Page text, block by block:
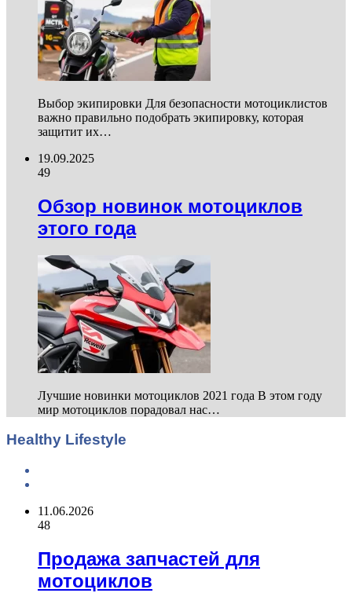
Выбор экипировки Для безопасности мотоциклистов
важно правильно подобрать экипировку, которая
защитит их…
19.09.2025
49
Обзор новинок мотоциклов
этого года
Лучшие новинки мотоциклов 2021 года В этом году
мир мотоциклов порадовал нас…
Healthy Lifestyle
11.06.2026
48
Продажа запчастей для
мотоциклов